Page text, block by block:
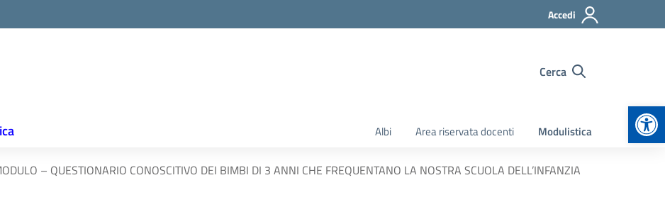
Accedi
Cerca
Albi Area riservata docenti Modulistica
– QUESTIONARIO CONOSCITIVO DEI BIMBI DI 3 ANNI CHE FREQUENTANO LA NOSTRA SCUOLA DELL’INFANZIA